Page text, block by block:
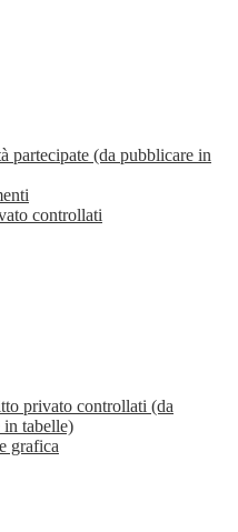
partecipate (da pubblicare in
controllati
privato controllati (da
in tabelle)
grafica